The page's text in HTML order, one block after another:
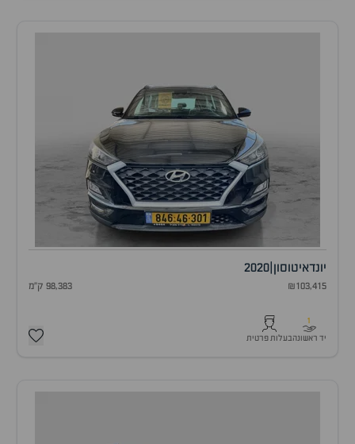
יונדאיטוסון 2020
₪103,415 98,383 ק"מ
1
יד ראשונהבעלות פרטית